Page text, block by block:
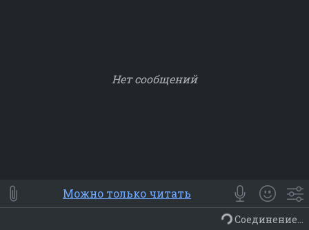
Нет сообщений
⭐ Мои Smile
😀 Emoji
Смайлики
Люди Животные Еда Объекты
Можно только читать
Соединение...